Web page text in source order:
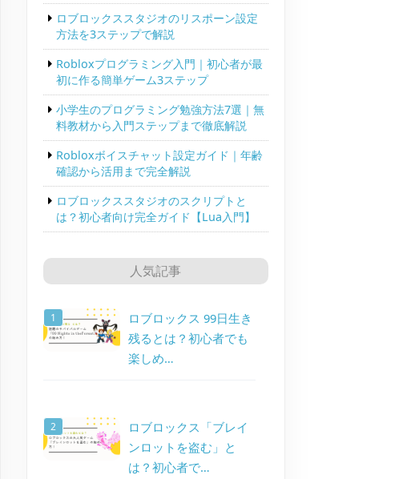
ロブロックススタジオのリスポーン設定
方法を3ステップで解説
Robloxプログラミング入門｜初心者が最
初に作る簡単ゲーム3ステップ
小学生のプログラミング勉強方法7選｜無
料教材から入門ステップまで徹底解説
Robloxボイスチャット設定ガイド｜年齢
確認から活用まで完全解説
ロブロックススタジオのスクリプトと
は？初心者向け完全ガイド【Lua入門】
人気記事
ロブロックス 99日生き
残るとは？初心者でも
楽しめ…
ロブロックス「ブレイ
ンロットを盗む」と
は？初心者で…